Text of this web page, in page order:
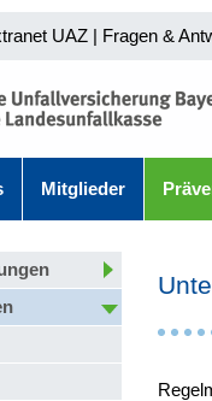
UAZ | Fragen &
Mitglieder